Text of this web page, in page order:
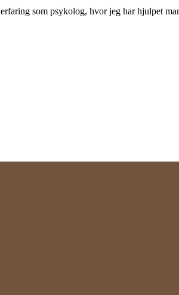
som psykolog, hvor jeg har hjulpet